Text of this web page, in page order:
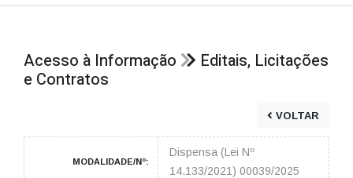
Acesso à Informação
Editais, Licitações
e Contratos
VOLTAR
MODALIDADE/Nº:
Dispensa (Lei Nº
14.133/2021) 00039/2025